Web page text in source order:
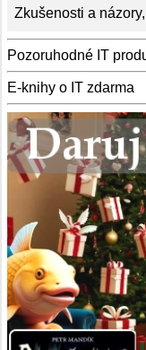
Zkušenosti a názory,
Pozoruhodné IT
E-knihy o IT zdarma